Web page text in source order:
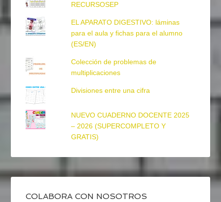
RECURSOSEP
EL APARATO DIGESTIVO: láminas
para el aula y fichas para el alumno
(ES/EN)
Colección de problemas de
multiplicaciones
Divisiones entre una cifra
NUEVO CUADERNO DOCENTE 2025
– 2026 (SUPERCOMPLETO Y
GRATIS)
COLABORA CON NOSOTROS